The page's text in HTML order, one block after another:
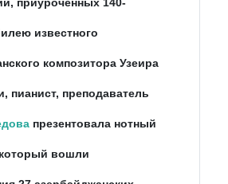
известного
композитора Узеира
пианист, преподаватель
презентовала нотный
вошли